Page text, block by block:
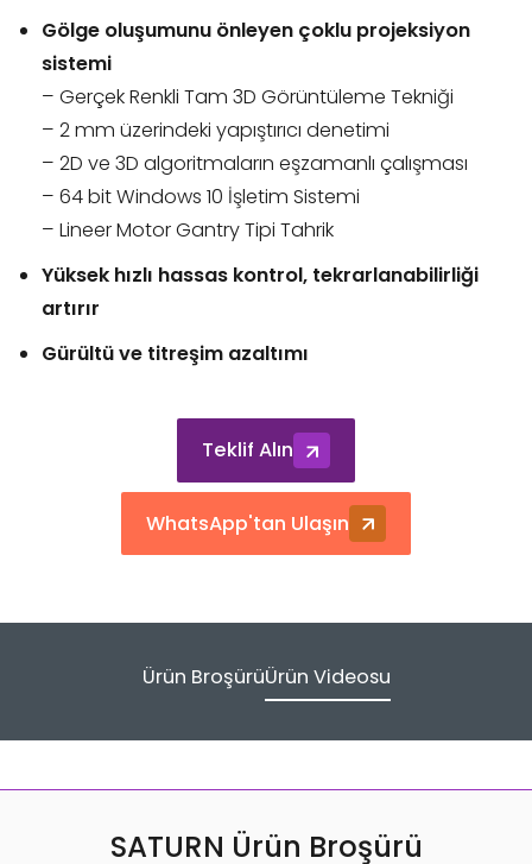
Gölge oluşumunu önleyen çoklu projeksiyon
sistemi
– Gerçek Renkli Tam 3D Görüntüleme Tekniği
– 2 mm üzerindeki yapıştırıcı denetimi
– 2D ve 3D algoritmaların eşzamanlı çalışması
– 64 bit Windows 10 İşletim Sistemi
– Lineer Motor Gantry Tipi Tahrik
Yüksek hızlı hassas kontrol, tekrarlanabilirliği
artırır
Gürültü ve titreşim azaltımı
Teklif Alın
WhatsApp'tan Ulaşın
Ürün BroşürüÜrün Videosu
SATURN Ürün Broşürü